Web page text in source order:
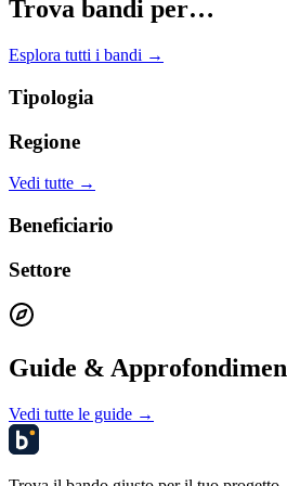
Trova bandi per…
Esplora tutti i bandi →
Tipologia
Regione
Vedi tutte →
Beneficiario
Settore
Guide &
Vedi tutte le guide →